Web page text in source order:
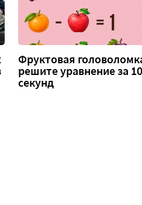
Фруктовая
решите уравнение за 10
секунд